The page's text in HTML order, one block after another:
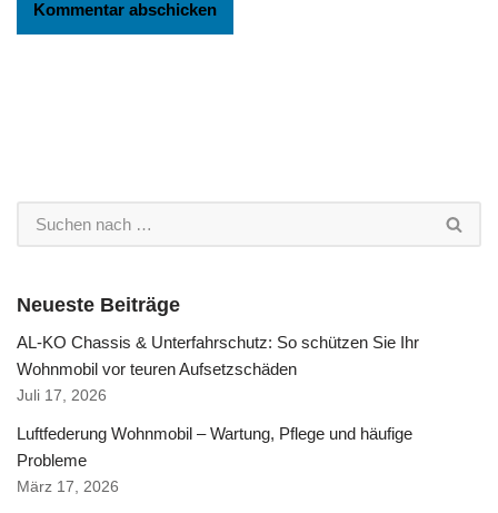
Neueste Beiträge
AL-KO Chassis & Unterfahrschutz: So schützen Sie Ihr
Wohnmobil vor teuren Aufsetzschäden
Juli 17, 2026
Luftfederung Wohnmobil – Wartung, Pflege und häufige
Probleme
März 17, 2026